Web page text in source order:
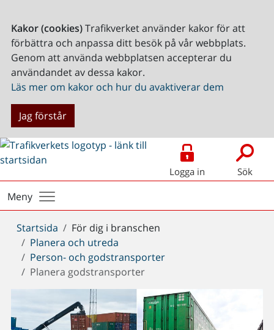
Kakor (cookies)Trafikverket använder kakor för att
förbättra och anpassa ditt besök på vår webbplats.
Genom att använda webbplatsen accepterar du
användandet av dessa kakor.
Läs mer om kakor och hur du avaktiverar dem
Jag förstår
Logga in Sök
Meny
Du
är
här:
Startsida
För dig i branschen
Planera och utreda
Person- och godstransporter
Planera godstransporter